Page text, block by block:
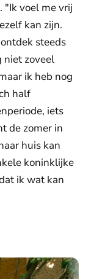
"Ik voel me vrij
kan zijn.
steeds
niet zoveel
ik heb nog
half
iets
de zomer in
huis kan
koninklijke
ik wat kan